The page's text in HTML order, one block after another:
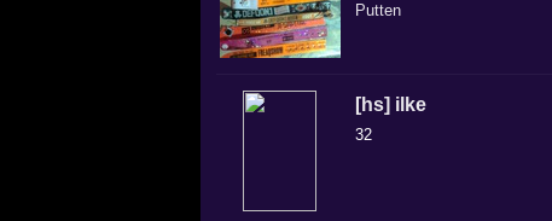
Putten
[hs] ilke
32